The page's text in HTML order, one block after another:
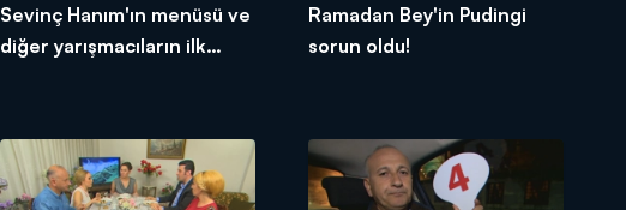
Sevinç Hanım'ın menüsü ve
diğer yarışmacıların ilk
Ramadan Bey'in Pudingi
sorun oldu!